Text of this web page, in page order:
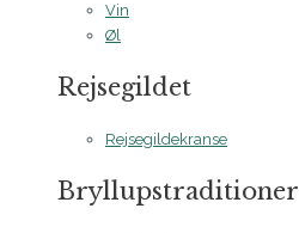
Vin
Øl
Rejsegildet
Rejsegildekranse
Bryllupstraditioner